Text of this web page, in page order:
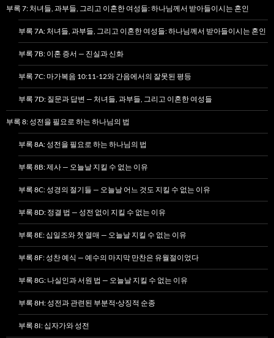
부록 7: 처녀들, 과부들, 그리고 이혼한 여성들: 하나님께서 받아들이시는 혼인
부록 7A: 처녀들, 과부들, 그리고 이혼한 여성들: 하나님께서 받아들이시는 혼인
부록 7B: 이혼 증서 — 진실과 신화
부록 7C: 마가복음 10:11-12와 간음에서의 잘못된 평등
부록 7D: 질문과 답변 — 처녀들, 과부들, 그리고 이혼한 여성들
부록 8: 성전을 필요로 하는 하나님의 법
부록 8A: 성전을 필요로 하는 하나님의 법
부록 8B: 제사 — 오늘날 지킬 수 없는 이유
부록 8C: 성경의 절기들 — 오늘날 어느 것도 지킬 수 없는 이유
부록 8D: 정결 법 — 성전 없이 지킬 수 없는 이유
부록 8E: 십일조와 첫 열매 — 오늘날 지킬 수 없는 이유
부록 8F: 성찬 예식 — 예수의 마지막 만찬은 유월절이었다
부록 8G: 나실인과 서원 법 — 오늘날 지킬 수 없는 이유
부록 8H: 성전과 관련된 부분적·상징적 순종
부록 8I: 십자가와 성전